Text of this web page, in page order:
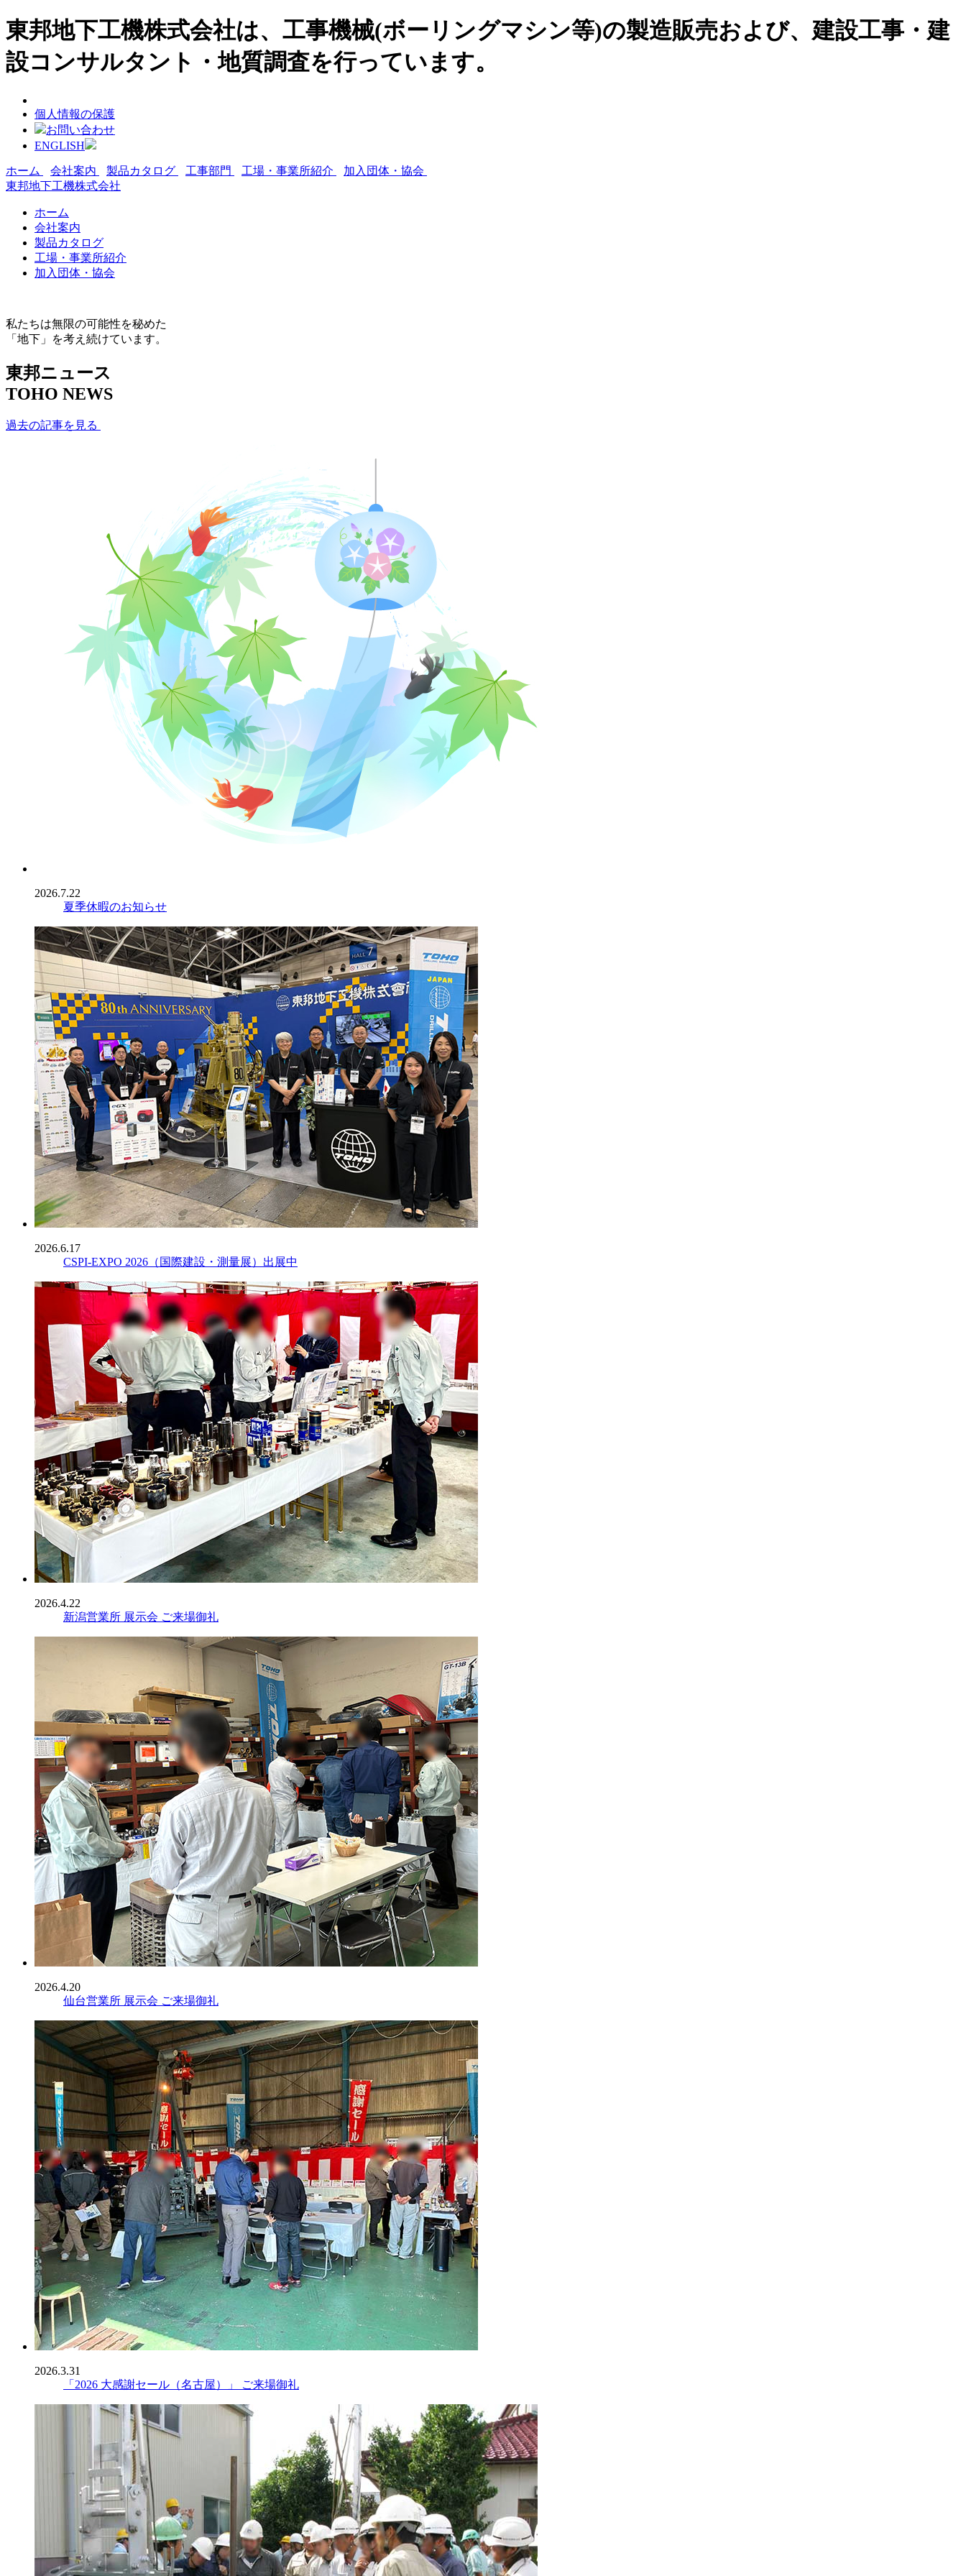
東邦地下工機株式会社は、工事機械(ボーリングマシン等)の製造販売および、建設工事・建
設コンサルタント・地質調査を行っています。
個人情報の保護
お問い合わせ
ENGLISH
ホーム 会社案内 製品カタログ 工事部門 工場・事業所紹介
加入団体・協会
東邦地下工機株式会社
ホーム
会社案内
製品カタログ
工場・事業所紹介
加入団体・協会
私たちは無限の可能性を秘めた
「地下」を考え続けています。
東邦ニュース
TOHO NEWS
過去の記事を見る
2026.7.22
夏季休暇のお知らせ
2026.6.17
CSPI-EXPO 2026（国際建設・測量展）出展中
2026.4.22
新潟営業所 展示会 ご来場御礼
2026.4.20
仙台営業所 展示会 ご来場御礼
2026.3.31
「2026 大感謝セール（名古屋）」 ご来場御礼